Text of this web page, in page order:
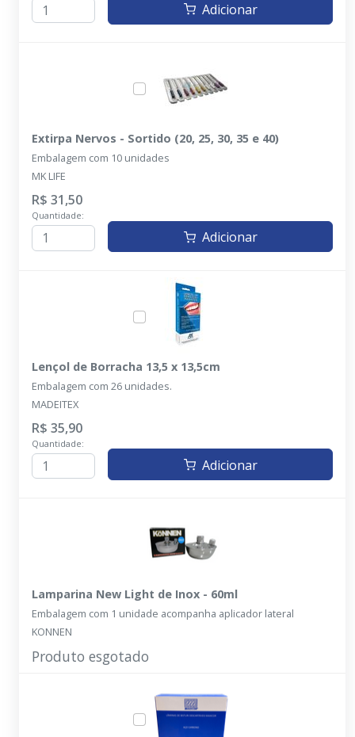
Adicionar
Extirpa Nervos - Sortido (20, 25, 30, 35 e 40)
Embalagem com 10 unidades
MK LIFE
R$ 31,50
Quantidade:
Adicionar
Lençol de Borracha 13,5 x 13,5cm
Embalagem com 26 unidades.
MADEITEX
R$ 35,90
Quantidade:
Adicionar
Lamparina New Light de Inox - 60ml
Embalagem com 1 unidade acompanha aplicador lateral
KONNEN
Produto esgotado